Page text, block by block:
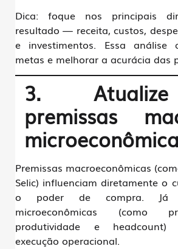
Dica: foque nos principais
resultado — receita, custos,
e investimentos. Essa
metas e melhorar a acurácia das
3.
premissas
Premissas macroeconômicas
Selic) influenciam diretamente o
o poder de compra. Já
microeconômicas (como
produtividade e headcount)
execução operacional.